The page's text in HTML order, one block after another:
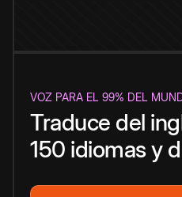
VOZ PARA EL 99% DEL
Traduce del
150 idiomas y